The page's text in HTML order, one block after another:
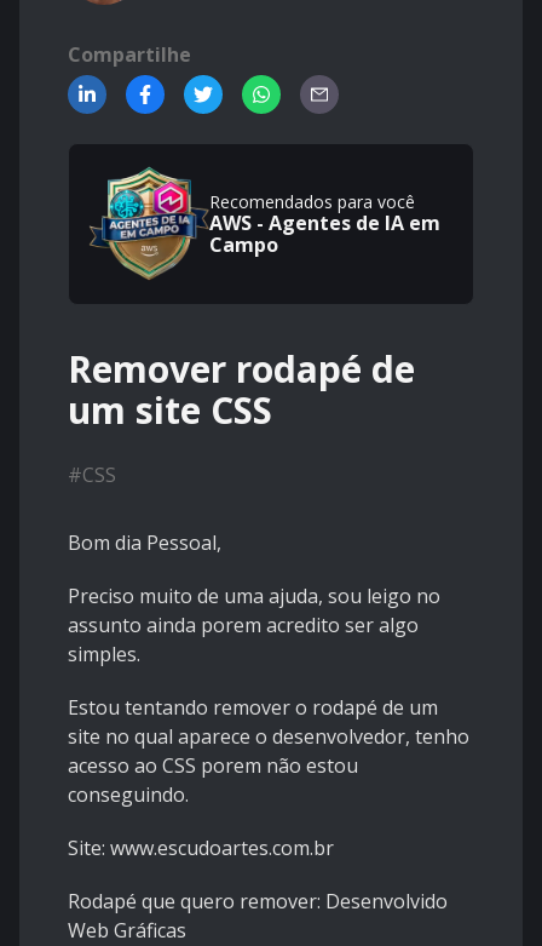
Compartilhe
Recomendados para você
AWS - Agentes de IA em
Campo
Remover rodapé de
um site CSS
#CSS
Bom dia Pessoal,
Preciso muito de uma ajuda, sou leigo no
assunto ainda porem acredito ser algo
simples.
Estou tentando remover o rodapé de um
site no qual aparece o desenvolvedor, tenho
acesso ao CSS porem não estou
conseguindo.
Site: www.escudoartes.com.br
Rodapé que quero remover: Desenvolvido
Web Gráficas